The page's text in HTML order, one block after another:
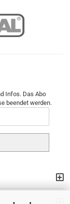
Infos. Das Abo
beendet werden.